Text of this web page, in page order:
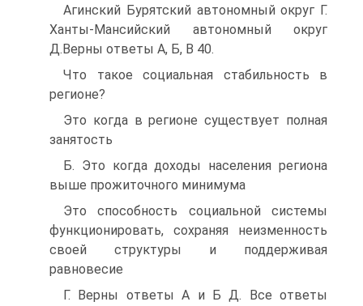
Агинский Бурятский автономный округ Г.
Ханты-Мансийский автономный округ
Д.Верны ответы А, Б, В 40.
Что такое социальная стабильность в
регионе?
Это когда в регионе существует полная
занятость
Б. Это когда доходы населения региона
выше прожиточного минимума
Это способность социальной системы
функционировать, сохраняя неизменность
своей структуры и поддерживая
равновесие
Г. Верны ответы А и Б Д. Все ответы